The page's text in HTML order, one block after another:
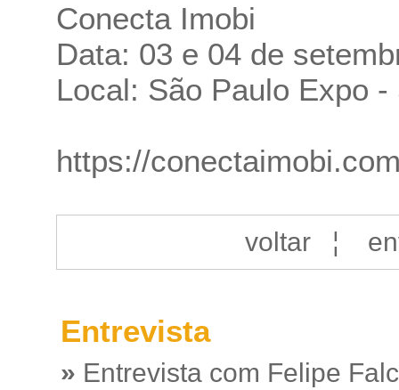
Conecta Imobi
Data: 03 e 04 de
Local: São Paulo Expo
https://
voltar¦
Entrevista
» Entrevista com Felipe